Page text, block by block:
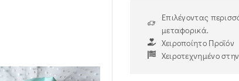
Επιλέγοντας
μεταφορικά.
Χειροποίητο Προϊόν
Χειροτεχνημένο